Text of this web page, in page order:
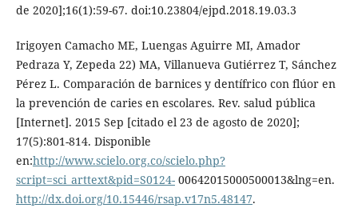
de 2020];16(1):59-67. doi:10.23804/ejpd.2018.19.03.3
Irigoyen Camacho ME, Luengas Aguirre MI, Amador
Pedraza Y, Zepeda 22) MA, Villanueva Gutiérrez T, Sánchez
Pérez L. Comparación de barnices y dentífrico con flúor en
la prevención de caries en escolares. Rev. salud pública
[Internet]. 2015 Sep [citado el 23 de agosto de 2020];
17(5):801-814. Disponible
en:http://www.scielo.org.co/scielo.php?
script=sci_arttext&pid=S0124-00642015000500013&lng=en.
http://dx.doi.org/10.15446/rsap.v17n5.48147.